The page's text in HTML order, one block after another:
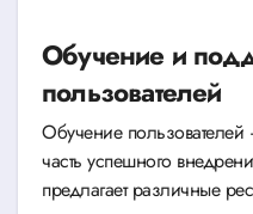
Обучение и
пользователей
Обучение пользователей
часть успешного
предлагает различные